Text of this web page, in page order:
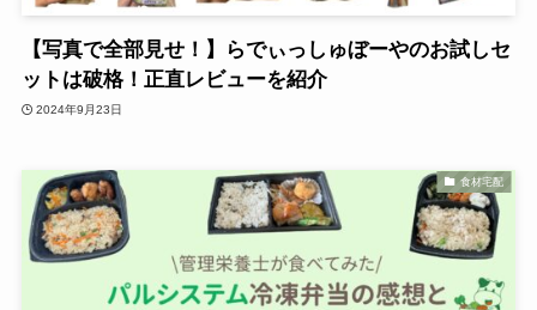
【写真で全部見せ！】らでぃっしゅぼーやのお試しセ
ットは破格！正直レビューを紹介
2024年9月23日
食材宅配